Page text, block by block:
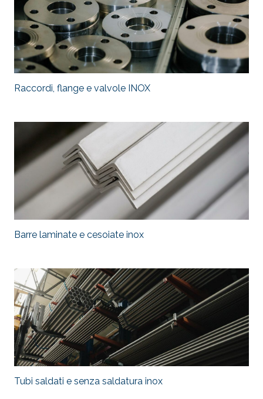
Raccordi, flange e valvole INOX
Barre laminate e cesoiate inox
Tubi saldati e senza saldatura inox